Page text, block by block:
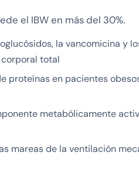
el IBW en más del 30%.
la vancomicina y
total
proteínas en pacientes
metabólicamente
mareas de la ventilación